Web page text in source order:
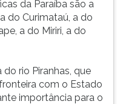
da Paraíba são a
do Curimataú, a do
a do Miriri, a do
rio Piranhas, que
com o Estado
importância para o